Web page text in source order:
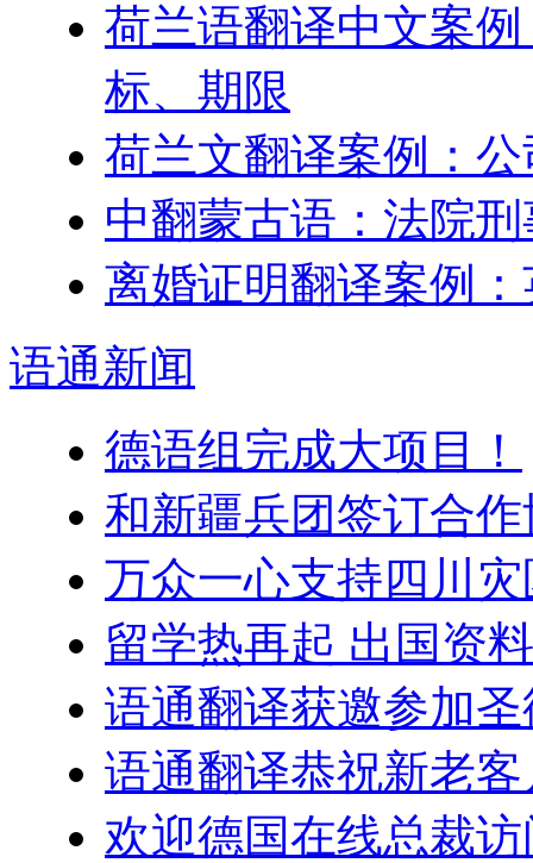
荷兰语翻译中文案
标、期限
荷兰文翻译案例：
中翻蒙古语：法院
离婚证明翻译案例
语通新闻
德语组完成大项目！
和新疆兵团签订合
万众一心支持四川
留学热再起 出国资
语通翻译获邀参加
语通翻译恭祝新老
欢迎德国在线总裁